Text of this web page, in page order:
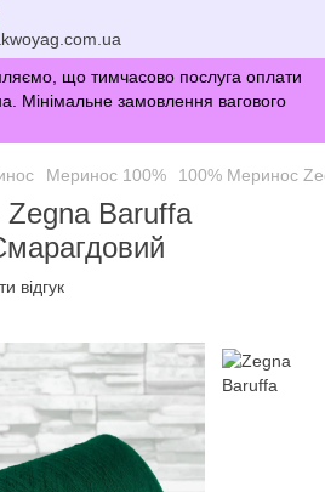
що тимчасово послуга оплати
Мінімальне замовлення вагового
Меринос 100% 100% Меринос
Baruffa
відгук